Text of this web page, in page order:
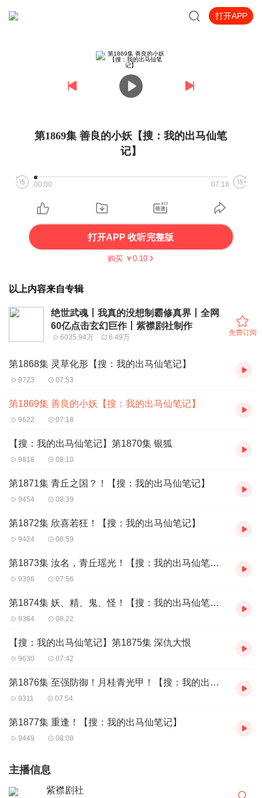
打开APP
第1869集 善良的小妖【搜：我的出马仙笔
记】
00:00 07:18
打开APP 收听完整版
购买 ￥ 0.10
以上内容来自专辑
绝世武魂丨我真的没想制霸修真界丨全网
60亿点击玄幻巨作丨紫襟剧社制作
6035.94万 6.49万
免费订阅
第1868集 灵草化形【搜：我的出马仙笔记】
9723 07:53
第1869集 善良的小妖【搜：我的出马仙笔记】
9622 07:18
【搜：我的出马仙笔记】第1870集 银狐
9818 08:10
第1871集 青丘之国？！【搜：我的出马仙笔记】
9454 08:39
第1872集 欣喜若狂！【搜：我的出马仙笔记】
9424 08:59
第1873集 汝名，青丘瑶光！【搜：我的出马仙笔记】
9396 07:56
第1874集 妖、精、鬼、怪！【搜：我的出马仙笔记】
9364 08:22
【搜：我的出马仙笔记】第1875集 深仇大恨
9630 07:42
第1876集 至强防御！月桂青光甲！【搜：我的出马仙笔记】
9311 07:54
第1877集 重逢！【搜：我的出马仙笔记】
9449 08:08
主播信息
紫襟剧社